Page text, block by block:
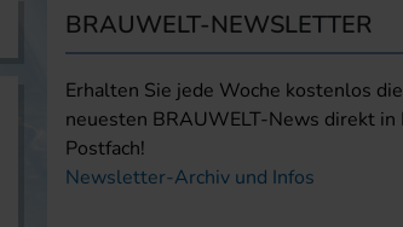
BRAUWELT-NEWSLETTER
Erhalten Sie jede Woche kostenlos die
neuesten BRAUWELT-News direkt in
Postfach!
Newsletter-Archiv und Infos